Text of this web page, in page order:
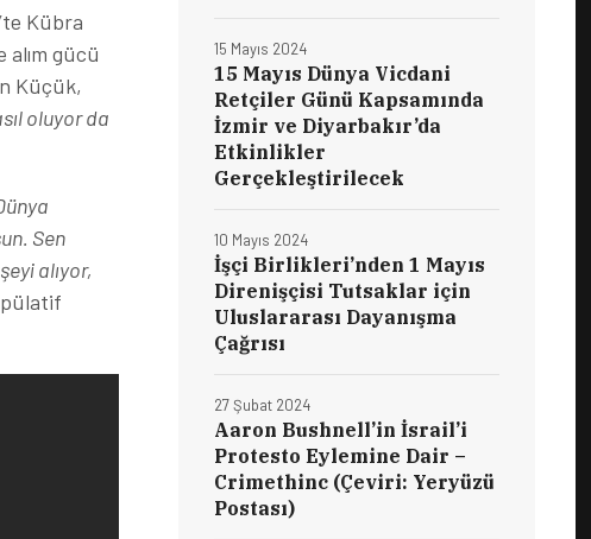
Kübra
alım gücü
Küçük,
oluyor da
Sen
alıyor,
15 Mayıs Dünya Vicdani
Retçiler Günü Kapsamında
İzmir ve Diyarbakır’da
Etkinlikler
Gerçekleştirilecek
15 Mayıs 2024
İşçi Birlikleri’nden 1 Mayıs
Direnişçisi Tutsaklar için
Uluslararası Dayanışma
Çağrısı
10 Mayıs 2024
Aaron Bushnell’in İsrail’i
Protesto Eylemine Dair –
Crimethinc (Çeviri: Yeryüzü
Postası)
27 Şubat 2024